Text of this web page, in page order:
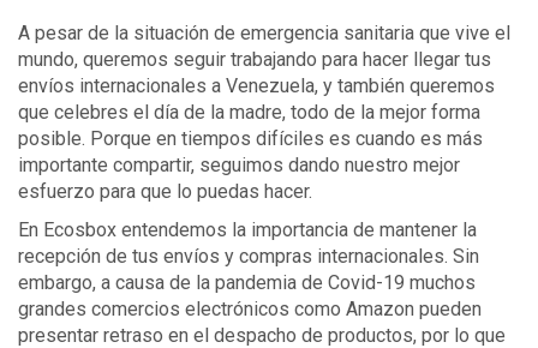
A pesar de la situación de emergencia sanitaria que vive el
mundo, queremos seguir trabajando para hacer llegar tus
envíos internacionales a Venezuela, y también queremos
que celebres el día de la madre, todo de la mejor forma
posible. Porque en tiempos difíciles es cuando es más
importante compartir, seguimos dando nuestro mejor
esfuerzo para que lo puedas hacer.
En Ecosbox entendemos la importancia de mantener la
recepción de tus envíos y compras internacionales. Sin
embargo, a causa de la pandemia de Covid-19 muchos
grandes comercios electrónicos como Amazon pueden
presentar retraso en el despacho de productos, por lo que